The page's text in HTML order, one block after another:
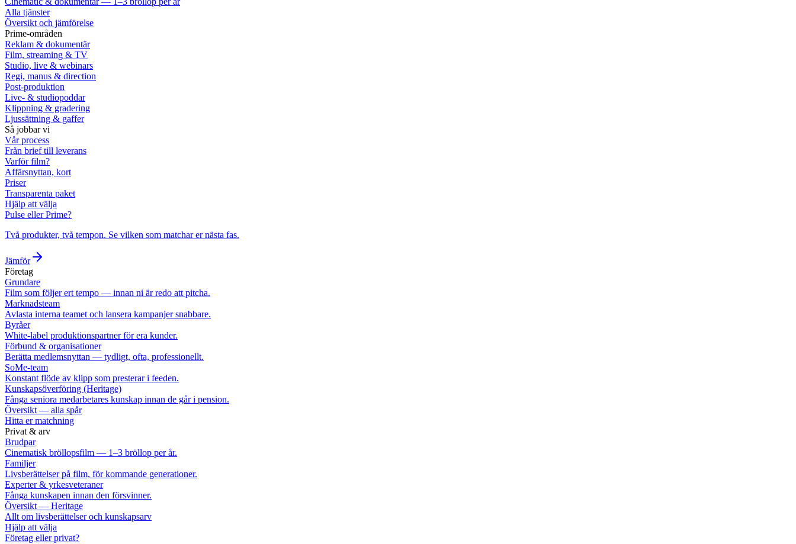
Alla tjänster
Översikt och jämförelse
Prime-områden
Reklam & dokumentär
Film, streaming & TV
Studio, live & webinars
Regi, manus & direction
Post-produktion
Live- & studiopoddar
Klippning & gradering
Ljussättning & gaffer
Så jobbar vi
Vår process
Från brief till leverans
Varför film?
Affärsnyttan, kort
Priser
Transparenta paket
Hjälp att välja
Pulse eller Prime?
Två produkter, två tempon. Se vilken som matchar er nästa fas.
Jämför
Företag
Grundare
Film som följer ert tempo — innan ni är redo att pitcha.
Marknadsteam
Avlasta interna teamet och lansera kampanjer snabbare.
Byråer
White-label produktionspartner för era kunder.
Förbund & organisationer
Berätta medlemsnyttan — tydligt, ofta, professionellt.
SoMe-team
Konstant flöde av klipp som presterar i feeden.
Kunskapsöverföring (Heritage)
Fånga seniora medarbetares kunskap innan de går i pension.
Översikt — alla spår
Hitta er matchning
Privat & arv
Brudpar
Cinematisk bröllopsfilm — 1–3 bröllop per år.
Familjer
Livsberättelser på film, för kommande generationer.
Experter & yrkesveteraner
Fånga kunskapen innan den försvinner.
Översikt — Heritage
Allt om livsberättelser och kunskapsarv
Hjälp att välja
Företag eller privat?